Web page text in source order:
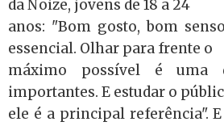
da Noize, jovens de 18 a 24
anos: "Bom gosto, bom
essencial. Olhar para frente o
máximo possível é uma
importantes. E estudar o
ele é a principal referência".